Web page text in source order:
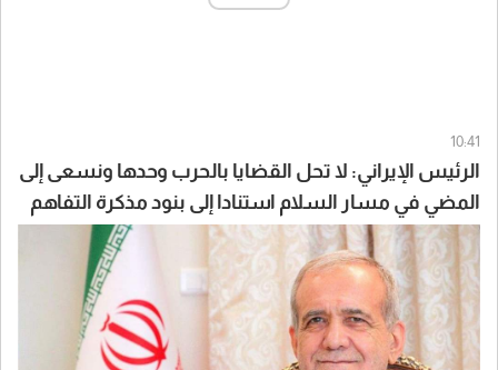
10:41
الرئيس الإيراني: لا تحل القضايا بالحرب وحدها ونسعى إلى
المضي في مسار السلام استنادا إلى بنود مذكرة التفاهم